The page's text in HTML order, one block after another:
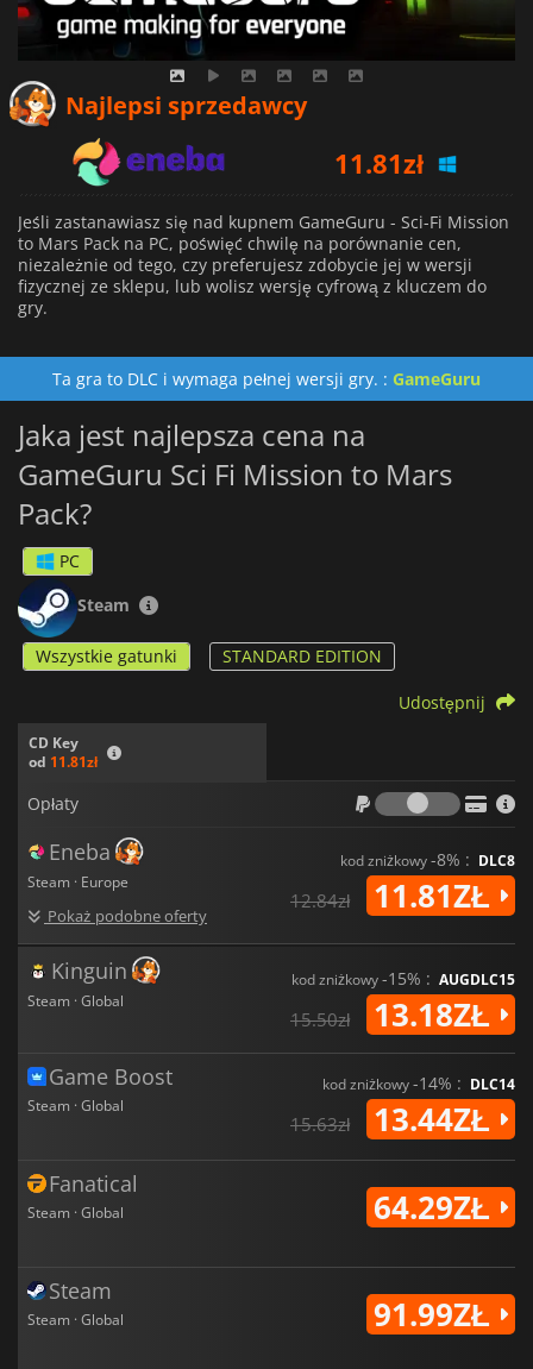
Najlepsi sprzedawcy
11.81 zł
13.44zł
Jeśli zastanawiasz się nad kupnem GameGuru - Sci-Fi Mission
to Mars Pack na PC, poświęć chwilę na porównanie cen,
niezależnie od tego, czy preferujesz zdobycie jej w wersji
fizycznej ze sklepu, lub wolisz wersję cyfrową z kluczem do
gry.
Ta gra to DLC i wymaga pełnej wersji gry. : GameGuru
Jaka jest najlepsza cena na
GameGuru Sci Fi Mission to Mars
Pack?
PC
Steam
Wszystkie gatunki STANDARD EDITION
CD Key
od 11.81zł
Udostępnij
Opłaty
Opłaty
Eneba
Steam · Europe
Pokaż podobne oferty
kod zniżkowy-8% : DLC8
12.84zł 11.81ZŁ
Kinguin
Steam · Global
kod zniżkowy-15% : AUGDLC15
15.50zł 13.18ZŁ
Game Boost
Steam · Global
kod zniżkowy-14% : DLC14
15.63zł 13.44ZŁ
Fanatical
Steam · Global 64.29ZŁ
Steam
Steam · Global 91.99ZŁ